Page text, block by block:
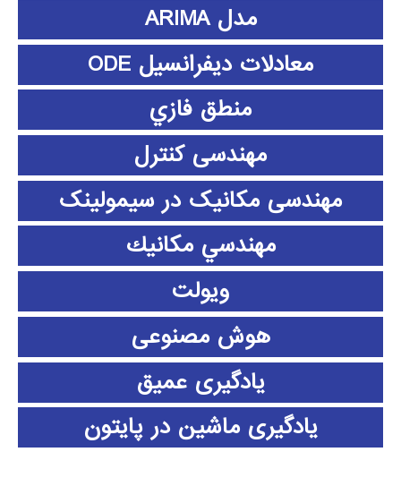
مدل ARIMA
معادلات دیفرانسیل ODE
منطق فازي
مهندسی کنترل
مهندسی مکانیک در سیمولینک
مهندسي مكانيك
ویولت
هوش مصنوعی
یادگیری عمیق
یادگیری ماشین در پایتون